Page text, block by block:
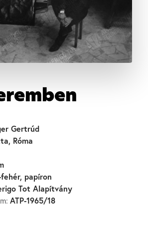
Gertrúd
Róma
papíron
Tot Alapítvány
ATP-1965/18